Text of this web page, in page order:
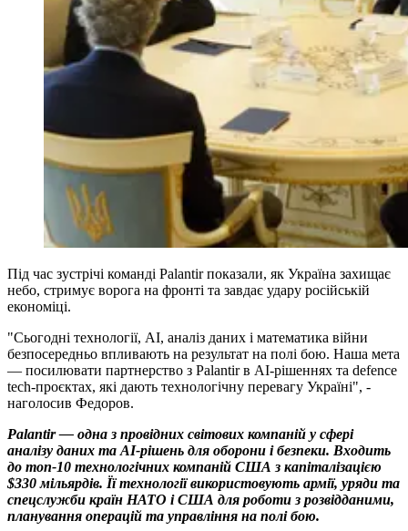
Під час зустрічі команді Palantir показали, як Україна захищає
небо, стримує ворога на фронті та завдає удару російській
економіці.
"Сьогодні технології, AI, аналіз даних і математика війни
безпосередньо впливають на результат на полі бою. Наша мета
— посилювати партнерство з Palantir в AI-рішеннях та defence
tech-проєктах, які дають технологічну перевагу Україні", -
наголосив Федоров.
Palantir — одна з провідних світових компаній у сфері
аналізу даних та AI-рішень для оборони і безпеки. Входить
до топ-10 технологічних компаній США з капіталізацією
$330 мільярдів. Її технології використовують армії, уряди та
спецслужби країн НАТО і США для роботи з розвідданими,
планування операцій та управління на полі бою.